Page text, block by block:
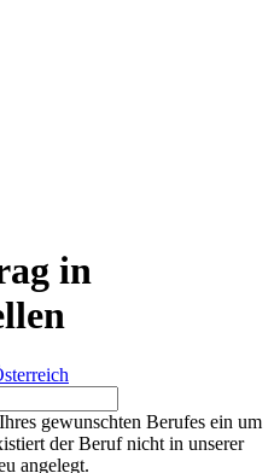
in
gewunschten Berufes ein um
der Beruf nicht in unserer
angelegt.